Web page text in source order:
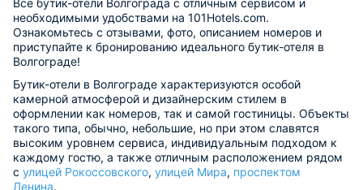
необходимыми удобствами на 101Hotels.com.
Ознакомьтесь с отзывами, фото, описанием номеров и
приступайте к бронированию идеального бутик-отеля в
Волгограде!
Бутик-отели в Волгограде характеризуются особой
камерной атмосферой и дизайнерским стилем в
оформлении как номеров, так и самой гостиницы. Объекты
такого типа, обычно, небольшие, но при этом славятся
высоким уровнем сервиса, индивидуальным подходом к
каждому гостю, а также отличным расположением рядом
с улицей Рокоссовского, улицей Мира, проспектом
Ленина.